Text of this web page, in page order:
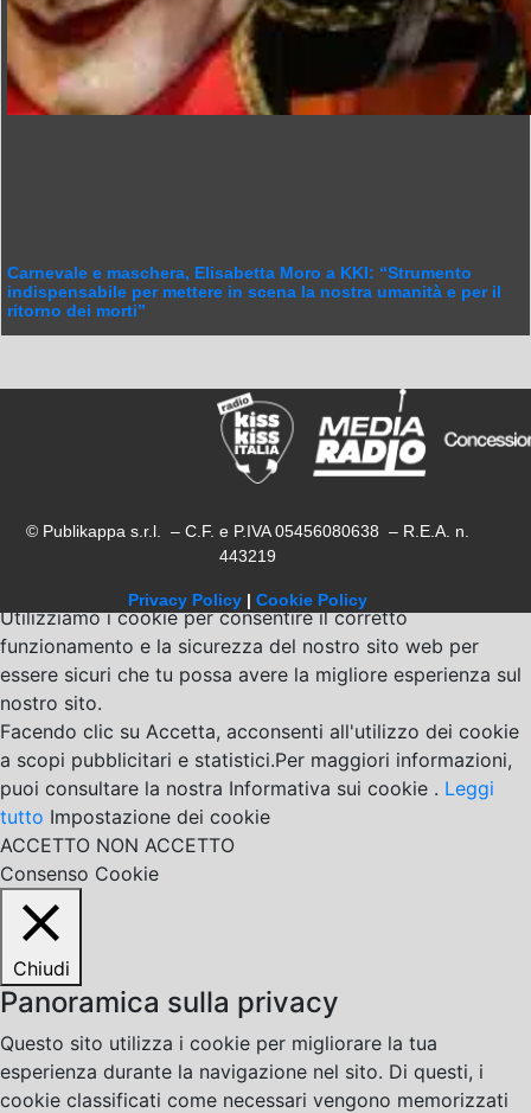
Carnevale e maschera, Elisabetta Moro a KKI: “Strumento
indispensabile per mettere in scena la nostra umanità e per il
ritorno dei morti”
© Publikappa s.r.l. – C.F. e P.IVA 05456080638 – R.E.A. n.
443219
Privacy Policy | Cookie Policy
Utilizziamo i cookie per consentire il corretto
funzionamento e la sicurezza del nostro sito web per
essere sicuri che tu possa avere la migliore esperienza sul
nostro sito.
Facendo clic su Accetta, acconsenti all'utilizzo dei cookie
a scopi pubblicitari e statistici.Per maggiori informazioni,
puoi consultare la nostra Informativa sui cookie . Leggi
tutto Impostazione dei cookie
ACCETTO NON ACCETTO
Consenso Cookie
Chiudi
Panoramica sulla privacy
Questo sito utilizza i cookie per migliorare la tua
esperienza durante la navigazione nel sito. Di questi, i
cookie classificati come necessari vengono memorizzati